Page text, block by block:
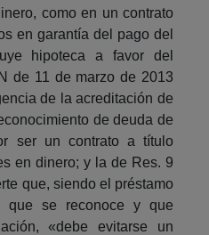
como en un contrato
en garantía del pago del
hipoteca a favor del
de 11 de marzo de 2013
de la acreditación de
de deuda de
ser un contrato a título
en dinero; y la de Res. 9
que, siendo el préstamo
que se reconoce y que
«debe evitarse un